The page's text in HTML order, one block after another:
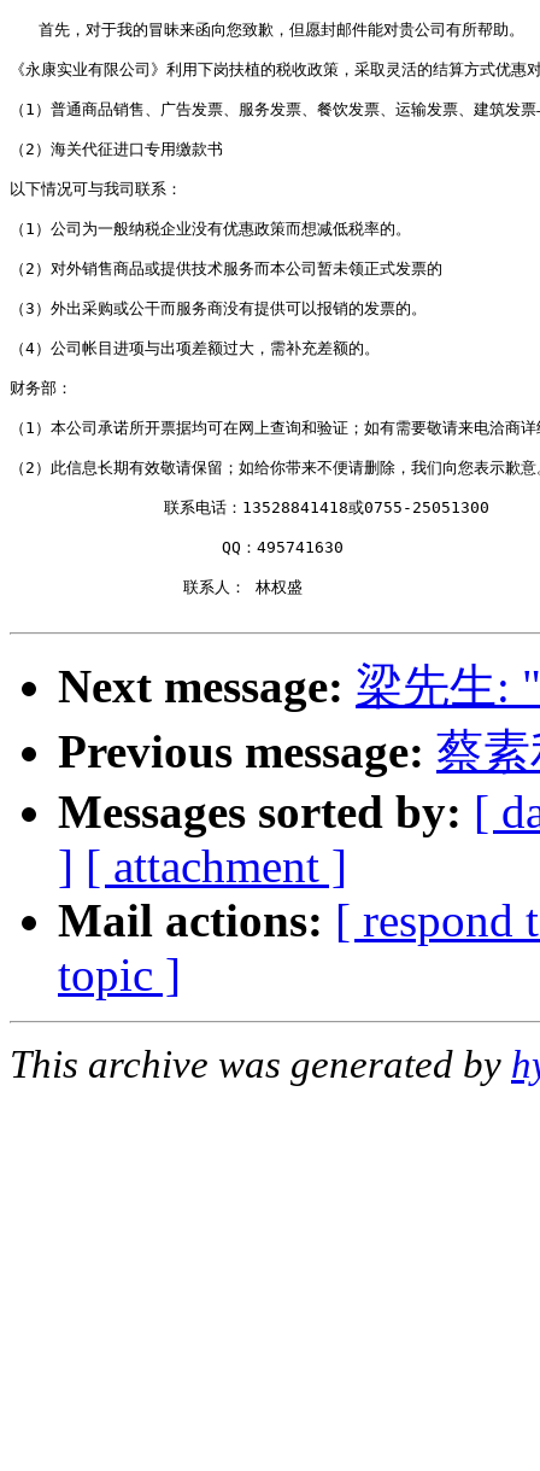
   首先，对于我的冒昧来函向您致歉，但愿封邮件能对贵公司有所帮助。
《永康实业有限公司》利用下岗扶植的税收政策，采取灵活的结算方式优惠
（1）普通商品销售、广告发票、服务发票、餐饮发票、运输发票、建筑发
（2）海关代征进口专用缴款书
以下情况可与我司联系：
（1）公司为一般纳税企业没有优惠政策而想减低税率的。
（2）对外销售商品或提供技术服务而本公司暂未领正式发票的
（3）外出采购或公干而服务商没有提供可以报销的发票的。
（4）公司帐目进项与出项差额过大，需补充差额的。
财务部：
（1）本公司承诺所开票据均可在网上查询和验证；如有需要敬请来电洽商
（2）此信息长期有效敬请保留；如给你带来不便请删除，我们向您表示歉意
                联系电话：13528841418或0755-25051300
                      QQ：495741630
                  联系人： 林权盛
Next message: 梁先生:
Previous message: 蔡
Messages sorted by: [
] [ attachment ]
Mail actions: [ respond
topic ]
This archive was generated by